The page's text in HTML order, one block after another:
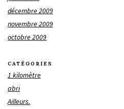
décembre 2009
novembre 2009
octobre 2009
CATÉGORIES
1 kilomètre
abri
Ailleurs.